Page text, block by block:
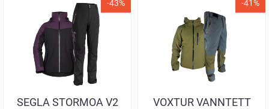
-43%
SEGLA STORMOA V2
-41%
VOXTUR VANNTETT